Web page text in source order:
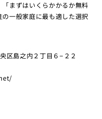
「まずはいくらかかるか無料
一般家庭に最も適した選択
区島之内２丁目６−２２